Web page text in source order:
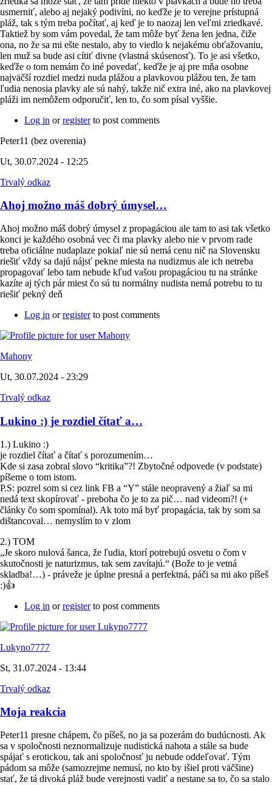
usmerniť, alebo aj nejaký podivíni, no keďže je to verejne prístupná
pláž, tak s tým treba počítať, aj keď je to naozaj len veľmi zriedkavé.
Taktiež by som vám povedal, že tam môže byť žena len jedna, čiže
ona, no že sa mi ešte nestalo, aby to viedlo k nejakému obťažovaniu,
len muž sa bude asi cítiť divne (vlastná skúsenosť). To je asi všetko,
keďže o tom nemám čo iné povedať, keďže je aj pre mňa osobne
najväčší rozdiel medzi nuda plážou a plavkovou plážou ten, že tam
ľudia nenosia plavky ale sú nahý, takže nič extra iné, ako na plavkovej
pláži im nemôžem odporučiť, len to, čo som písal vyššie.
Log in orregisterto post comments
Peter11 (bez overenia)
Ut, 30.07.2024 - 12:25
Trvalý odkaz
Ahoj možno máš dobrý úmysel…
Ahoj možno máš dobrý úmysel z propagáciou ale tam to asi tak všetko
konci je každého osobná vec či ma plavky alebo nie v prvom rade
treba oficiálne nudaplaze pokiaľ nie sú nemá cenu nič na Slovensku
riešiť vždy sa dajú nájsť pekne miesta na nudizmus ale ich netreba
propagovať lebo tam nebude kľud vašou propagáciou tu na stránke
kazíte aj tých pár miest čo sú tu normálny nudista nemá potrebu to tu
riešiť pekný deň
Log in orregisterto post comments
Mahony
Ut, 30.07.2024 - 23:29
Trvalý odkaz
Lukino :) je rozdiel čítať a…
1.) Lukino :)
je rozdiel čítať a čítať s porozumením…
Kde si zasa zobral slovo “kritika”?! Zbytočné odpovede (v podstate)
píšeme o tom istom.
P.S: pozrel som si cez link FB a “Y” stále neopravený a žiaľ sa mi
nedá text skopírovať - preboha čo je to za pič… nad videom?! (+
články čo som spomínal). Ak toto má byť propagácia, tak by som sa
dištancoval… nemyslím to v zlom
2.) TOM
„Je skoro nulová šanca, že ľudia, ktorí potrebujú osvetu o čom v
skutočnosti je naturizmus, tak sem zavítajú.“ (Bože to je vetná
skladba!…) - práveže je úplne presná a perfektná, páči sa mi ako píšeš
:)👍
Log in orregisterto post comments
Lukyno7777
St, 31.07.2024 - 13:44
Trvalý odkaz
Moja reakcia
Peter11 presne chápem, čo píšeš, no ja sa pozerám do budúcnosti. Ak
sa v spoločnosti neznormalizuje nudistická nahota a stále sa bude
spájať s erotickou, tak ani spoločnosť ju nebude oddeľovať. Tým
pádom sa môže (samozrejme nemusí, no kto by išiel proti väčšine)
stať, že tá divoká pláž bude verejnosti vadiť a nestane sa to, čo sa stalo